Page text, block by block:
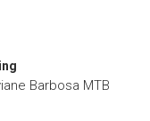
Barbosa MTB